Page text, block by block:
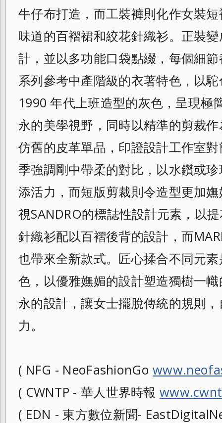
牛仔布打造，而工裝褲則化作女裝
味道的百褶裙和絞花針織衫。正裝
計，並以多功能口袋點綴，每個細
系列參考中產階級的衣著特色，以
1990 年代上班造型的灰色，呈現極
永的美學視野 ，同時以精準的剪裁
仿舊的皮革單品，印證設計工作室
季強調剛中帶柔的對比，以水鑽或
添活力，而短版剪裁則令造型更加
視SANDRO的標誌性設計元素，以提
針織衫配以百褶後背的設計，而
也帶來全新款式。匠心揉合不同元
色，以優雅嫵媚的設計塑造獨樹一
永的設計，讓女士擺脫傳統的規則，
力。
( NFG - NeoFashionGo
( CWNTP - 華人世界時報
( EDN - 東方數位新聞-